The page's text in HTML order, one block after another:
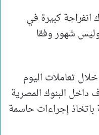
كبيرة في
وليس شهور وفقا
تعاملات اليوم
سعر الصرف داخل البنوك المصرية
إجراءات حاسمة